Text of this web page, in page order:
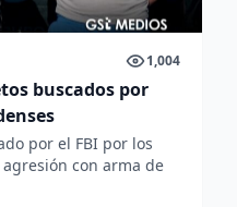
1,004
buscados por
por el FBI por los
con arma de